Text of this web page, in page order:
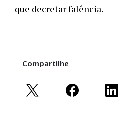
que decretar falência.
Compartilhe